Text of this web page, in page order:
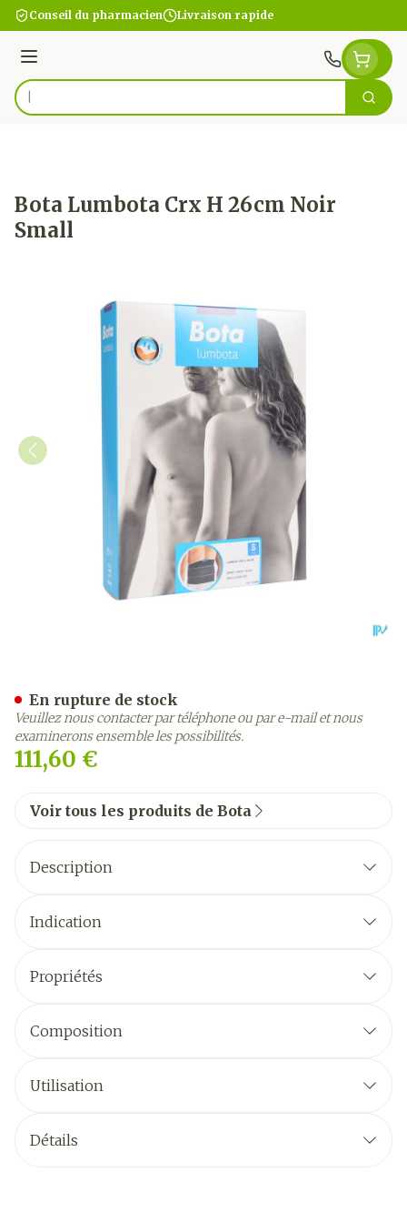
Aller au contenu
Conseil du pharmacien Livraison rapide
Menu
Rechercher
Bota Lumbota Crx H 26cm Noir
Small
111,60 €
En rupture de stock
Veuillez nous contacter par téléphone ou par e-mail et nous
examinerons ensemble les possibilités.
Voir tous les produits de Bota
Description
Indication
Propriétés
Composition
Utilisation
Détails